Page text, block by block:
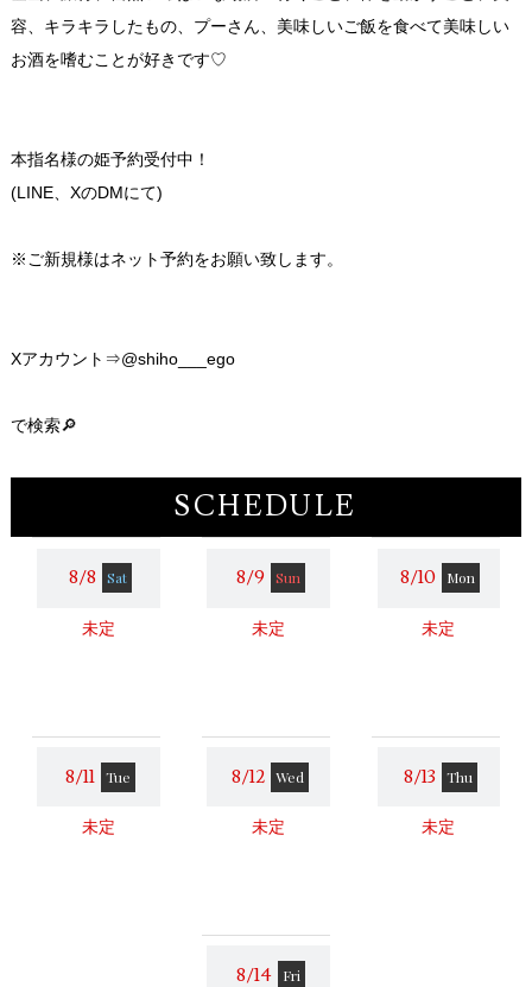
容、キラキラしたもの、プーさん、美味しいご飯を食べて美味しい
お酒を嗜むことが好きです♡
本指名様の姫予約受付中！
(LINE、XのDMにて)
※ご新規様はネット予約をお願い致します。
Xアカウント⇒@shiho___ego
で検索🔎
SCHEDULE
8/8 Sat
未定
8/9 Sun
未定
8/10 Mon
未定
8/11 Tue
未定
8/12 Wed
未定
8/13 Thu
未定
8/14 Fri